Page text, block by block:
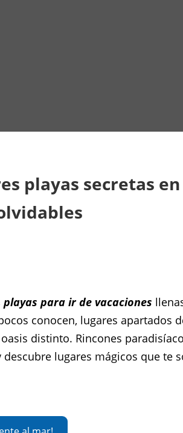
playas secretas
playas para ir de vacaciones
conocen, lugares apartados
distinto. Rincones
descubre lugares mágicos que te